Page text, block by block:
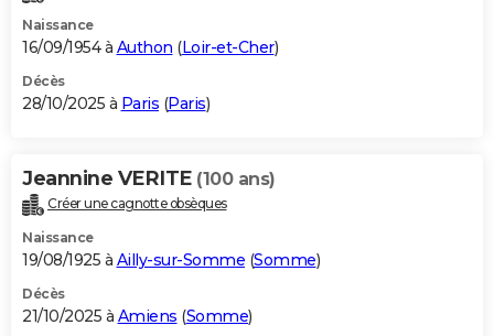
Naissance
16/09/1954 à Authon (Loir-et-Cher)
Décès
28/10/2025 à Paris (Paris)
Jeannine VERITE (100 ans)
Créer une cagnotte obsèques
Naissance
19/08/1925 à Ailly-sur-Somme (Somme)
Décès
21/10/2025 à Amiens (Somme)